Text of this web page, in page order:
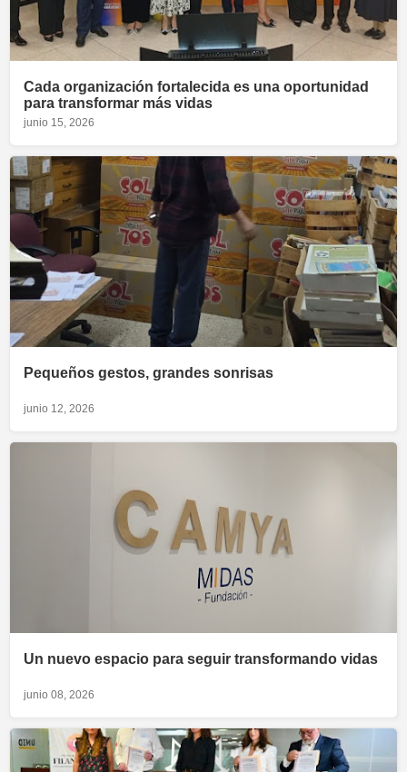
Cada organización fortalecida es una oportunidad
para transformar más vidas
junio 15, 2026
Pequeños gestos, grandes sonrisas
junio 12, 2026
Un nuevo espacio para seguir transformando vidas
junio 08, 2026